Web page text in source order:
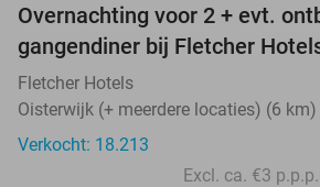
Overnachting voor 2 + evt.
gangendiner bij Fletcher
Fletcher Hotels
Oisterwijk (+ meerdere locaties) (6 km)
Verkocht: 18.213
Excl. ca. €3